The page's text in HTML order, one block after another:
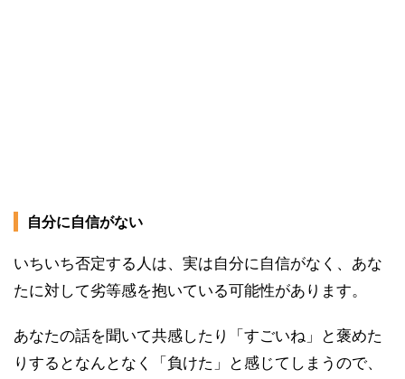
自分に自信がない
いちいち否定する人は、実は自分に自信がなく、あな
たに対して劣等感を抱いている可能性があります。
あなたの話を聞いて共感したり「すごいね」と褒めた
りするとなんとなく「負けた」と感じてしまうので、